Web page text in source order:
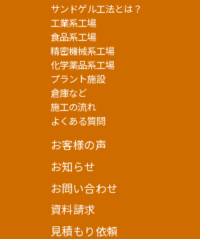
サンドゲル工法とは？
工業系工場
食品系工場
精密機械系工場
化学薬品系工場
プラント施設
倉庫など
施工の流れ
よくある質問
お客様の声
お知らせ
お問い合わせ
資料請求
見積もり依頼